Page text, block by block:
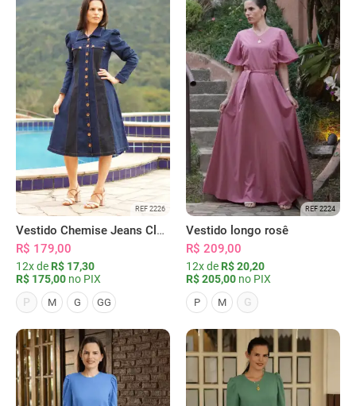
REF 2226
Vestido Chemise Jeans Clássica Serena
R$ 179,00
12x de R$ 17,30
R$ 175,00 no PIX
P
M G GG
REF 2224
Vestido longo rosê
R$ 209,00
12x de R$ 20,20
R$ 205,00 no PIX
P M G